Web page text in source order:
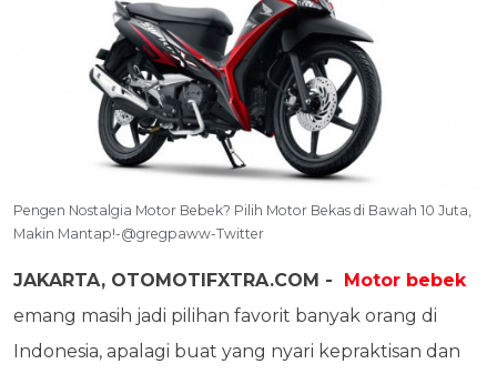
Pengen Nostalgia Motor Bebek? Pilih Motor Bekas di Bawah 10 Juta,
Makin Mantap!-@gregpaww-Twitter
JAKARTA, OTOMOTIFXTRA.COM - Motor bebek
emang masih jadi pilihan favorit banyak orang di
Indonesia, apalagi buat yang nyari kepraktisan dan